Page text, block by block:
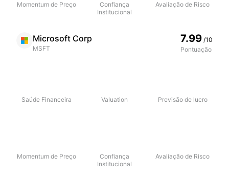
Momentum de Preço
Confiança
Institucional
Avaliação de Risco
Microsoft Corp
MSFT
7.99 /10
Pontuação
Saúde Financeira Valuation Previsão de lucro
Momentum de Preço
Confiança
Institucional
Avaliação de Risco